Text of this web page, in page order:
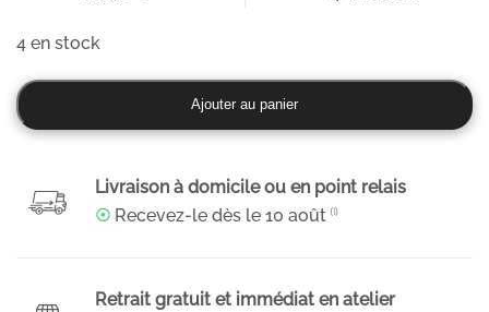
4 en stock
quantité
de
mariée
stabilisées
Ajouter au panier
Livraison à domicile ou en point relais
☉ Recevez-le dès le10 août ⁽¹⁾
Retrait gratuit et immédiat en atelier